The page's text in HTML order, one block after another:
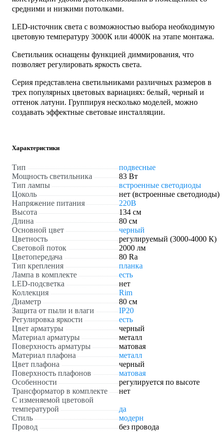
средними и низкими потолками.
LED-источник света с возможностью выбора необходимую
цветовую температуру 3000К или 4000К на этапе монтажа.
Светильник оснащены функцией диммирования, что
позволяет регулировать яркость света.
Серия представлена светильниками различных размеров в
трех популярных цветовых вариациях: белый, черный и
оттенок латуни. Группируя несколько моделей, можно
создавать эффектные световые инсталляции.
Характеристики
Тип
подвесные
Мощность светильника
83 Вт
Тип лампы
встроенные светодиоды
Цоколь
нет (встроенные светодиоды)
Напряжение питания
220В
Высота
134 см
Длина
80 см
Основной цвет
черный
Цветность
регулируемый (3000-4000 К)
Световой поток
2000 лм
Цветопередача
80 Ra
Тип крепления
планка
Лампа в комплекте
есть
LED-подсветка
нет
Коллекция
Rim
Диаметр
80 см
Защита от пыли и влаги
IP20
Регулировка яркости
есть
Цвет арматуры
черный
Материал арматуры
металл
Поверхность арматуры
матовая
Материал плафона
металл
Цвет плафона
черный
Поверхность плафонов
матовая
Особенности
регулируется по высоте
Трансформатор в комплекте
нет
С изменяемой цветовой
температурой
да
Стиль
модерн
Провод
без провода